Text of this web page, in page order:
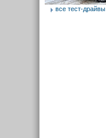
все тест-драйвы